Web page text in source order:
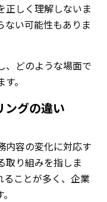
正しく理解しないま
ない可能性もありま
、どのような場面で
。
ングの違い
内容の変化に対応す
取り組みを指しま
ることが多く、企業